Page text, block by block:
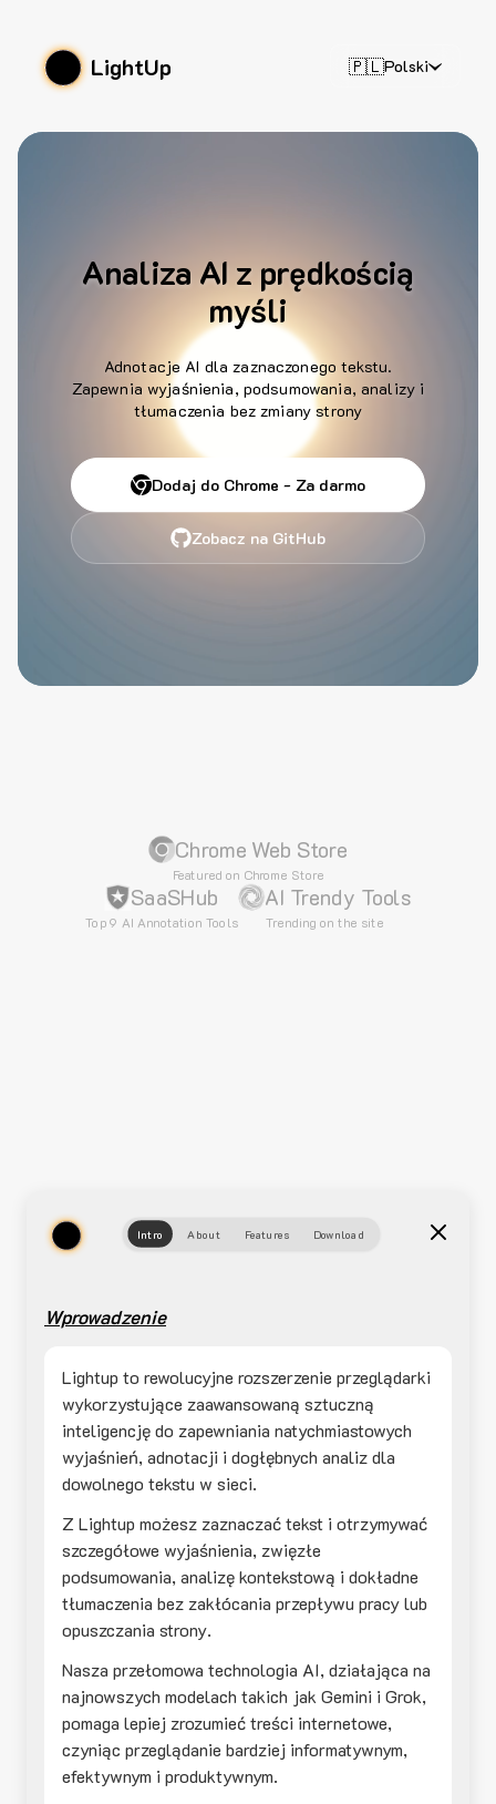
LightUp 🇵🇱Polski
Analiza AI z prędkością
myśli
Adnotacje AI dla zaznaczonego tekstu.
Zapewnia wyjaśnienia, podsumowania, analizy i
tłumaczenia bez zmiany strony
Dodaj do Chrome - Za darmo
Zobacz na GitHub
Chrome Web Store
Featured on Chrome Store
SaaSHub
Top 9 AI Annotation Tools
AI Trendy Tools
Trending on the site
Intro About Features Download
Wprowadzenie
Lightup to rewolucyjne rozszerzenie przeglądarki
wykorzystujące zaawansowaną sztuczną
inteligencję do zapewniania natychmiastowych
wyjaśnień, adnotacji i dogłębnych analiz dla
dowolnego tekstu w sieci.
Z Lightup możesz zaznaczać tekst i otrzymywać
szczegółowe wyjaśnienia, zwięzłe
podsumowania, analizę kontekstową i dokładne
tłumaczenia bez zakłócania przepływu pracy lub
opuszczania strony.
Nasza przełomowa technologia AI, działająca na
najnowszych modelach takich jak Gemini i Grok,
pomaga lepiej zrozumieć treści internetowe,
czyniąc przeglądanie bardziej informatywnym,
efektywnym i produktywnym.